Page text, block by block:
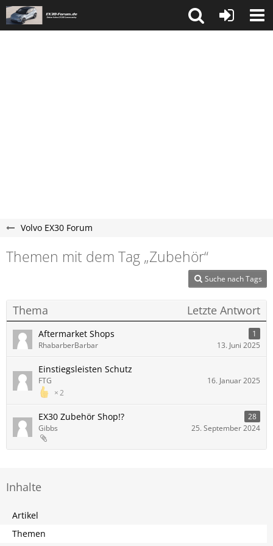
Volvo EX30 Forum
Themen mit dem Tag „Zubehör“
Suche nach Tags
Thema Letzte Antwort
Aftermarket Shops
1
RhabarberBarbar
13. Juni 2025
Einstiegsleisten Schutz
2
FTG 16. Januar 2025
EX30 Zubehör Shop!?
28
Gibbs
25. September 2024
Inhalte
Artikel
Themen